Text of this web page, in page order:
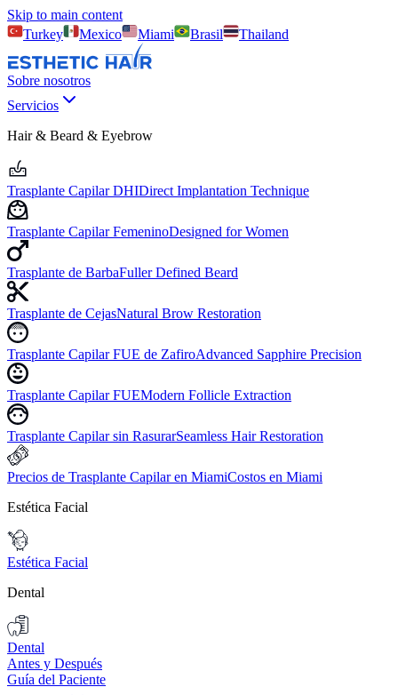
Skip to main content
Turkey
Mexico Miami Brasil Thailand
Sobre nosotros
Servicios
Hair & Beard & Eyebrow
Trasplante Capilar DHIDirect Implantation Technique
Trasplante Capilar FemeninoDesigned for Women
Trasplante de BarbaFuller Defined Beard
Trasplante de CejasNatural Brow Restoration
Trasplante Capilar FUE de ZafiroAdvanced Sapphire Precision
Trasplante Capilar FUEModern Follicle Extraction
Trasplante Capilar sin RasurarSeamless Hair Restoration
Precios de Trasplante Capilar en MiamiCostos en Miami
Estética Facial
Estética Facial
Dental
Dental
Antes y Después
Guía del Paciente